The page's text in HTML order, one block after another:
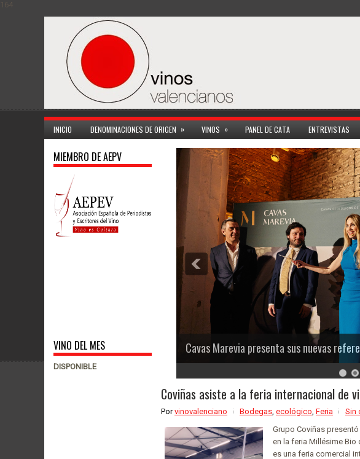
164
INICIO DENOMINACIONES DE ORIGEN » VINOS » PANEL DE CATA ENTREVISTAS
MIEMBRO DE AEPV
VINO DEL MES
DISPONIBLE
Cavas Marevia presenta sus nuevas
Coviñas asiste a la feria internacional de
Porvinovalenciano Bodegas, ecológico, Feria
Sin
Grupo Coviñas
en la feria Millésime Bio
es una feria comercial